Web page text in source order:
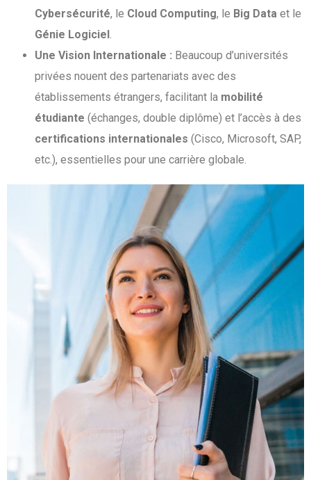
Cybersécurité, le Cloud Computing, le Big Data et le
Génie Logiciel.
Une Vision Internationale : Beaucoup d’universités
privées nouent des partenariats avec des
établissements étrangers, facilitant la mobilité
étudiante (échanges, double diplôme) et l’accès à des
certifications internationales (Cisco, Microsoft, SAP,
etc.), essentielles pour une carrière globale.